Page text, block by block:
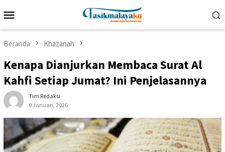
ke
Mobile
Beranda Khazanah
Kenapa Dianjurkan Membaca Surat Al
Kahfi Setiap Jumat? Ini Penjelasannya
Tim Redaksi
9 Januari, 2026